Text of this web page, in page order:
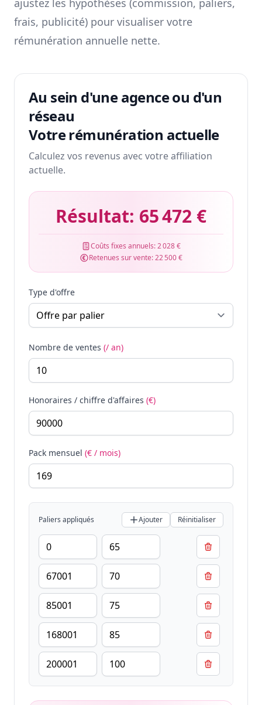
ajustez les hypothèses (commission, paliers,
frais, publicité) pour visualiser votre
rémunération annuelle nette.
Au sein d'une agence ou d'un
réseau
Votre rémunération actuelle
Calculez vos revenus avec votre affiliation
actuelle.
Résultat: 65 472 €
Coûts fixes annuels:2 028 €
Retenues sur vente:22 500 €
Type d'offre
Nombre de ventes (/ an)
Honoraires / chiffre d'affaires (€)
Pack mensuel (€ / mois)
Paliers appliqués Ajouter Réinitialiser